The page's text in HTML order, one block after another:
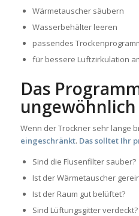
Wärmetauscher säubern
Wasserbehälter leeren
passendes
für bessere Luftzirkulation
Das
Wenn der Trockner sehr lange
eingeschränkt. Das solltet Ihr
Sind die Flusenfilter sauber?
Ist der Wärmetauscher
Ist der Raum gut belüftet?
Sind Lüftungsgitter verdeckt?